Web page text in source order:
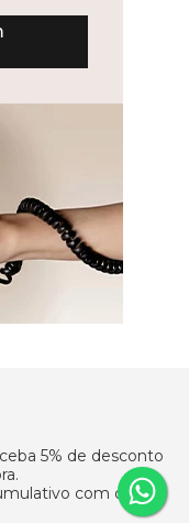
5% de desconto
com outras